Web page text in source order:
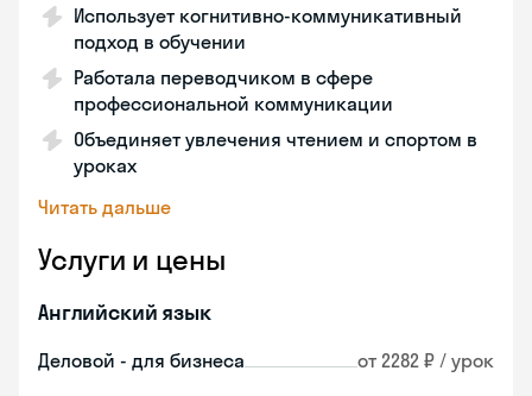
Использует когнитивно-коммуникативный
подход в обучении
Работала переводчиком в сфере
профессиональной коммуникации
Объединяет увлечения чтением и спортом в
уроках
Читать дальше
Услуги и цены
Английский язык
Деловой - для бизнеса от 2282 ₽ / урок